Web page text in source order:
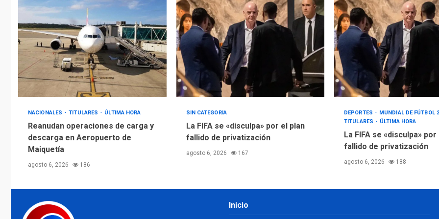
NACIONALES TITULARES ÚLTIMA HORA
Reanudan operaciones de carga y
descarga en Aeropuerto de
Maiquetía
agosto 6, 2026 186
SIN CATEGORIA
La FIFA se «disculpa» por el plan
fallido de privatización
agosto 6, 2026 167
DEPORTES
MUNDIAL DE FÚTBOL
TITULARES
ÚLTIMA HORA
La FIFA se «disculpa» por
fallido de privatización
agosto 6, 2026 188
Inicio